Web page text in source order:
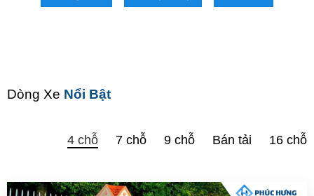
Dòng Xe Nổi Bật
4 chỗ 7 chỗ 9 chỗ Bán tải 16 chỗ